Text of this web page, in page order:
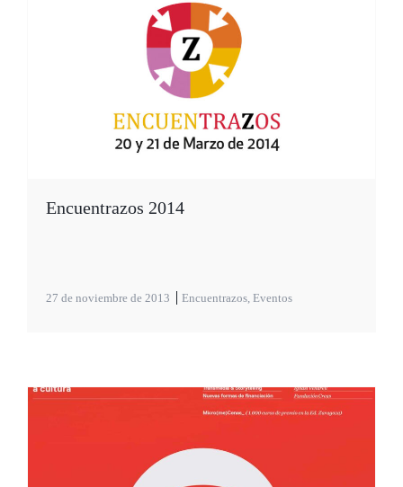
Encuentrazos 2014
27 de noviembre de 2013 Encuentrazos, Eventos